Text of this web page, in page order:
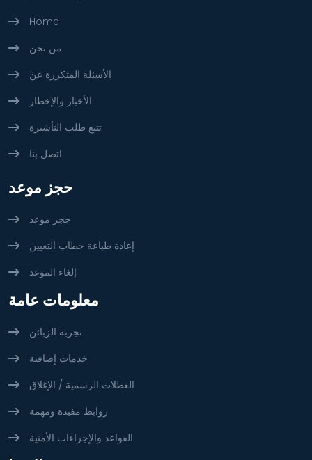
Home
من نحن
الأسئلة المتكررة عن
الأخبار والإخطار
تتبع طلب التأشيرة
اتصل بنا
حجز موعد
حجز موعد
إعادة طباعة خطاب التعيين
إلغاء الموعد
معلومات عامة
تجربة الزبائن
خدمات إضافية
العطلات الرسمية / الإغلاق
روابط مفيدة ومهمة
القواعد والإجراءات الأمنية